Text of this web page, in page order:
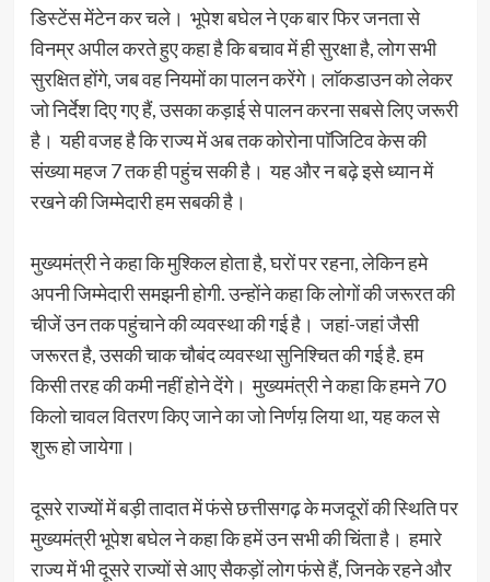
डिस्टेंस मेंटेन कर चले। भूपेश बघेल ने एक बार फिर जनता से
विनम्र अपील करते हुए कहा है कि बचाव में ही सुरक्षा है, लोग सभी
सुरक्षित होंगे, जब वह नियमों का पालन करेंगे। लाॅकडाउन को लेकर
जो निर्देश दिए गए हैं, उसका कड़ाई से पालन करना सबसे लिए जरूरी
है। यही वजह है कि राज्य में अब तक कोरोना पाॅजिटिव केस की
संख्या महज 7 तक ही पहुंच सकी है। यह और न बढ़े इसे ध्यान में
रखने की जिम्मेदारी हम सबकी है।
मुख्यमंत्री ने कहा कि मुश्किल होता है, घरों पर रहना, लेकिन हमे
अपनी जिम्मेदारी समझनी होगी. उन्होंने कहा कि लोगों की जरूरत की
चीजें उन तक पहुंचाने की व्यवस्था की गई है। जहां-जहां जैसी
जरूरत है, उसकी चाक चौबंद व्यवस्था सुनिश्चित की गई है. हम
किसी तरह की कमी नहीं होने देंगे। मुख्यमंत्री ने कहा कि हमने 70
किलो चावल वितरण किए जाने का जो निर्णय़ लिया था, यह कल से
शुरू हो जायेगा।
दूसरे राज्यों में बड़ी तादात में फंसे छत्तीसगढ़ के मजदूरों की स्थिति पर
मुख्यमंत्री भूपेश बघेल ने कहा कि हमें उन सभी की चिंता है। हमारे
राज्य में भी दूसरे राज्यों से आए सैकड़ों लोग फंसे हैं, जिनके रहने और